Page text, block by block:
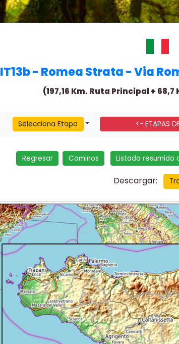
IT13b - Romea Strata - Via
(197,16 Km. Ruta Principal +
Selecciona Etapa <- ETAPAS
Regresar Caminos Listado resumido
Descargar: